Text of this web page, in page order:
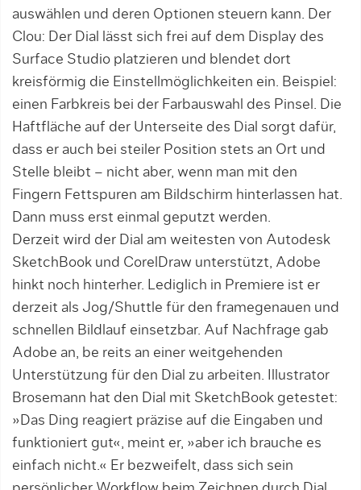
auswählen und deren Optionen steuern kann. Der
Clou: Der Dial lässt sich frei auf dem Display des
Surface Studio platzieren und blendet dort
kreisförmig die Einstellmöglichkeiten ein. Beispiel:
einen Farbkreis bei der Farbauswahl des Pinsel. Die
Haftfläche auf der Unterseite des Dial sorgt dafür,
dass er auch bei steiler Position stets an Ort und
Stelle bleibt – nicht aber, wenn man mit den
Fingern Fettspuren am Bildschirm hinterlassen hat.
Dann muss erst einmal geputzt werden.
Derzeit wird der Dial am weitesten von Autodesk
SketchBook und CorelDraw unterstützt, Adobe
hinkt noch hinterher. Lediglich in Premiere ist er
derzeit als Jog/Shuttle für den framegenauen und
schnellen Bildlauf einsetzbar. Auf Nachfrage gab
Adobe an, be reits an einer weitgehenden
Unterstützung für den Dial zu arbeiten. Illustrator
Brosemann hat den Dial mit SketchBook getestet:
»Das Ding reagiert präzise auf die Eingaben und
funktioniert gut«, meint er, »aber ich brauche es
einfach nicht.« Er bezweifelt, dass sich sein